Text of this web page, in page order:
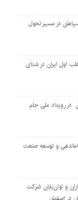
در مسیر تحول
قطب اول ایران در شنای
در رویداد ملی جام
و توسعه صنعت
و توان‌یابان شرکت